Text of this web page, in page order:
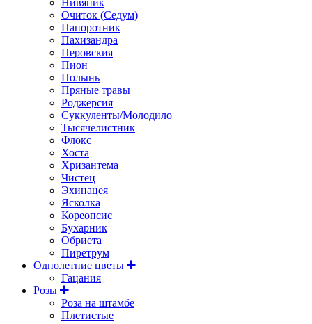
Очиток (Седум)
Папоротник
Пахизандра
Перовския
Пион
Полынь
Пряные травы
Роджерсия
Суккуленты/Молодило
Тысячелистник
Флокс
Хоста
Хризантема
Чистец
Эхинацея
Ясколка
Кореопсис
Бухарник
Обриета
Пиретрум
Однолетние цветы
Гацания
Розы
Роза на штамбе
Плетистые